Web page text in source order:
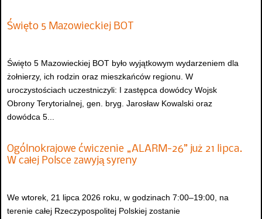
Święto 5 Mazowieckiej BOT
Święto 5 Mazowieckiej BOT było wyjątkowym wydarzeniem dla
żołnierzy, ich rodzin oraz mieszkańców regionu. W
uroczystościach uczestniczyli: I zastępca dowódcy Wojsk
Obrony Terytorialnej, gen. bryg. Jarosław Kowalski oraz
dowódca 5...
Ogólnokrajowe ćwiczenie „ALARM-26” już 21 lipca.
W całej Polsce zawyją syreny
We wtorek, 21 lipca 2026 roku, w godzinach 7:00–19:00, na
terenie całej Rzeczypospolitej Polskiej zostanie